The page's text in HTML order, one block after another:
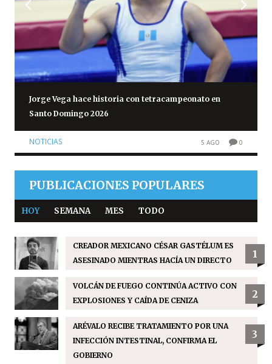
Jorge Vega hace historia con tetracampeonato en
Santo Domingo 2026
NOTICIAS 5 AGO 0
PUBLICACIONES POPULARES
HOY SEMANA MES TODO
CREADOR MEXICANO CÉSAR GASTÉLUM ES
ASESINADO MIENTRAS HACÍA UN DIRECTO
1
VOLCÁN DE FUEGO CONTINÚA ACTIVO CON
EXPLOSIONES Y CAÍDA DE CENIZA
2
ARÉVALO RECIBE TRATAMIENTO POR UNA
INFECCIÓN INTESTINAL, CONFIRMA EL
GOBIERNO
3